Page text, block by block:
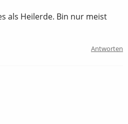
als Heilerde. Bin nur meist
Antworten